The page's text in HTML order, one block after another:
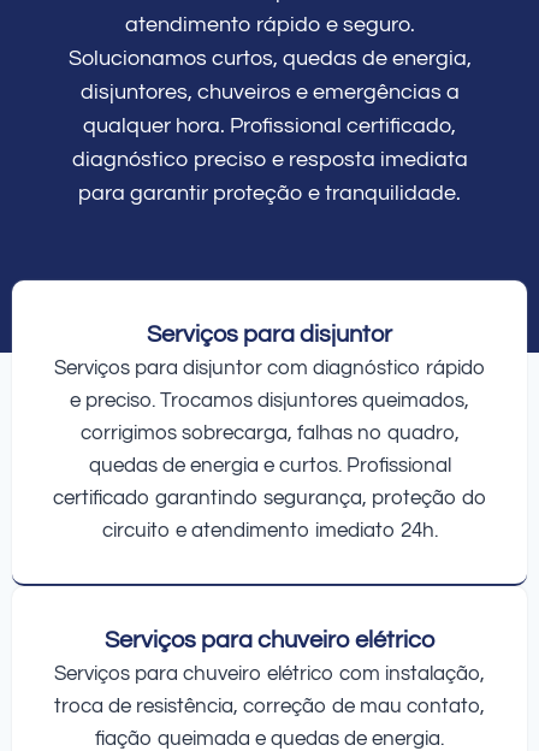
atendimento rápido e seguro.
Solucionamos curtos, quedas de energia,
disjuntores, chuveiros e emergências a
qualquer hora. Profissional certificado,
diagnóstico preciso e resposta imediata
para garantir proteção e tranquilidade.
Serviços para disjuntor
Serviços para disjuntor com diagnóstico rápido
e preciso. Trocamos disjuntores queimados,
corrigimos sobrecarga, falhas no quadro,
quedas de energia e curtos. Profissional
certificado garantindo segurança, proteção do
circuito e atendimento imediato 24h.
Serviços para chuveiro elétrico
Serviços para chuveiro elétrico com instalação,
troca de resistência, correção de mau contato,
fiação queimada e quedas de energia.